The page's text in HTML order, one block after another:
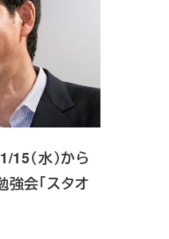
（水）から
強会「スタオ